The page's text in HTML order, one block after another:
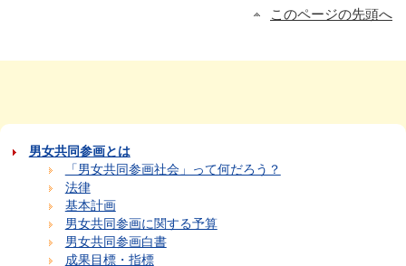
このページの先頭へ